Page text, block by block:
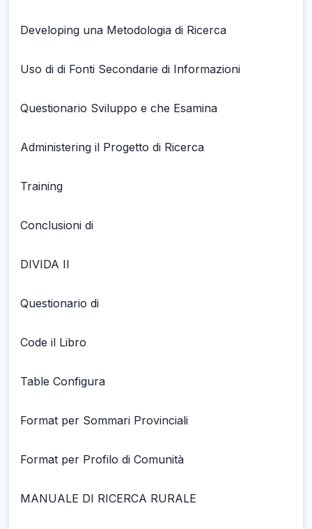
Developing una Metodologia di Ricerca
Uso di di Fonti Secondarie di Informazioni
Questionario Sviluppo e che Esamina
Administering il Progetto di Ricerca
Training
Conclusioni di
DIVIDA II
Questionario di
Code il Libro
Table Configura
Format per Sommari Provinciali
Format per Profilo di Comunità
MANUALE DI RICERCA RURALE